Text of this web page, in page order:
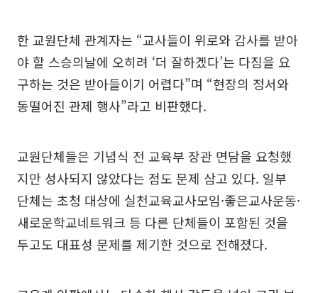
한 교원단체 관계자는 “교사들이 위로와 감사를 받아
야 할 스승의날에 오히려 ‘더 잘하겠다’는 다짐을 요
구하는 것은 받아들이기 어렵다”며 “현장의 정서와
동떨어진 관제 행사”라고 비판했다.
교원단체들은 기념식 전 교육부 장관 면담을 요청했
지만 성사되지 않았다는 점도 문제 삼고 있다. 일부
단체는 초청 대상에 실천교육교사모임·좋은교사운동·
새로운학교네트워크 등 다른 단체들이 포함된 것을
두고도 대표성 문제를 제기한 것으로 전해졌다.